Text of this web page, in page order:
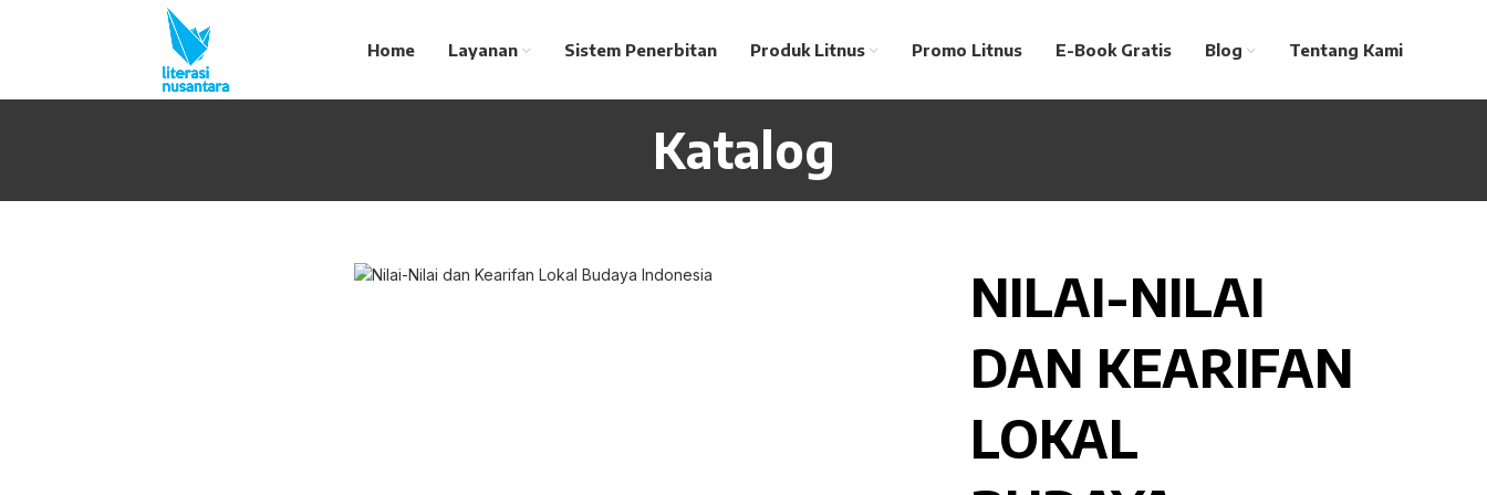
Home Layanan Sistem Penerbitan Produk Litnus Promo Litnus E-Book Gratis Blog Tentang Kami
Katalog
NILAI-NILAI
DAN KEARIFAN
LOKAL